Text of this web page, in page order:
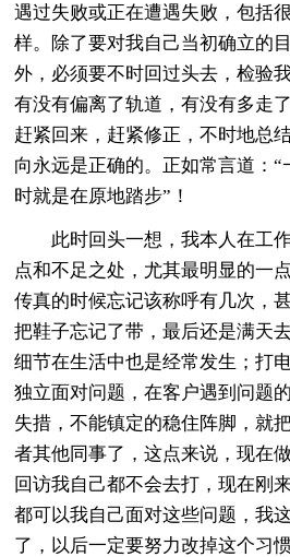
遇过失败或正在遭遇失败，包括
样。除了要对我自己当初确立的
外，必须要不时回过头去，检验
有没有偏离了轨道，有没有多走
赶紧回来，赶紧修正，不时地总
向永远是正确的。正如常言道：“
时就是在原地踏步”！
此时回头一想，我本人在工
点和不足之处，尤其最明显的一
传真的时候忘记该称呼有几次，
把鞋子忘记了带，最后还是满天
细节在生活中也是经常发生；打
独立面对问题，在客户遇到问题
失措，不能镇定的稳住阵脚，就
者其他同事了，这点来说，现在
回访我自己都不会去打，现在刚
都可以我自己面对这些问题，我
了，以后一定要努力改掉这个习